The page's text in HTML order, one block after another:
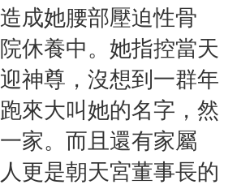
成她腰部壓迫性骨
院休養中。她指控當天
神尊，沒想到一群年
來大叫她的名字，然
家。而且還有家屬
更是朝天宮董事長的